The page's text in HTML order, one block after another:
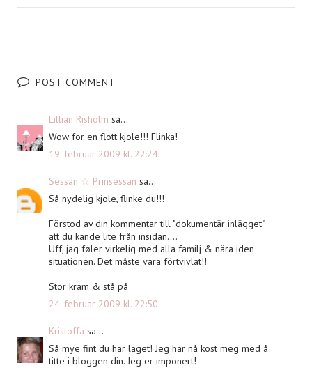
POST COMMENT
Lillian Risholm sa...
Wow for en flott kjole!!! Flinka!
19. februar 2009 kl. 22:24
Sessan ☆ Prinsessan sa...
Så nydelig kjole, flinke du!!!
Förstod av din kommentar till "dokumentär inlägget"
att du kände lite från insidan....
Uff, jag føler virkelig med alla familj & nära iden
situationen. Det måste vara förtvivlat!!
Stor kram & stå på
24. februar 2009 kl. 22:50
Kristoffa sa...
Så mye fint du har laget! Jeg har nå kost meg med å
titte i bloggen din. Jeg er imponert!